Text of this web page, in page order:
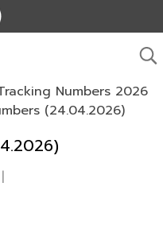
Numbers 2026
(24.04.2026)
|